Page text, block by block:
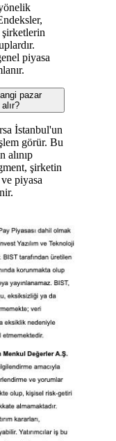
şirketlerin
piyasa
pazar
İstanbul'un
görür. Bu
alınıp
şirketin
piyasa